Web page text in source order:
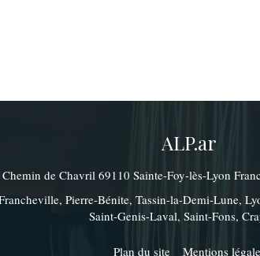
ALP.ar
de Chavril 69110 Sainte-Foy-lès-Lyon
Pierre-Bénite, Tassin-la-Demi-Lune,
Saint-Genis-Laval, Saint-Fons,
Plan du site Mentions